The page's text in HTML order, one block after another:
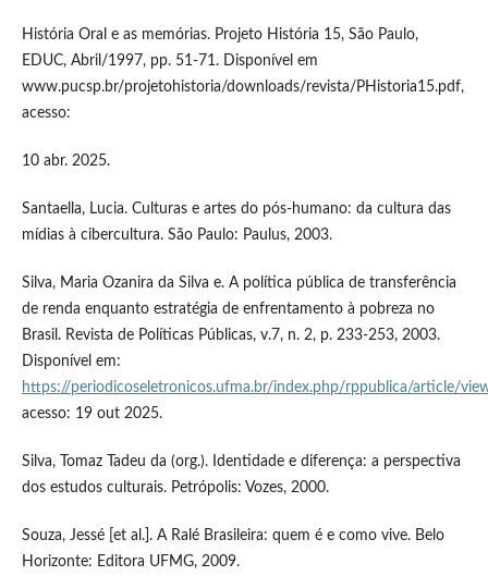
História Oral e as memórias. Projeto História 15, São Paulo,
EDUC, Abril/1997, pp. 51-71. Disponível em
www.pucsp.br/projetohistoria/downloads/revista/PHistoria15.pdf,
acesso:
10 abr. 2025.
Santaella, Lucia. Culturas e artes do pós-humano: da cultura das
mídias à cibercultura. São Paulo: Paulus, 2003.
Silva, Maria Ozanira da Silva e. A política pública de transferência
de renda enquanto estratégia de enfrentamento à pobreza no
Brasil. Revista de Políticas Públicas, v.7, n. 2, p. 233-253, 2003.
Disponível em:
https://periodicoseletronicos.ufma.br/index.php/rppublica/article/
acesso: 19 out 2025.
Silva, Tomaz Tadeu da (org.). Identidade e diferença: a perspectiva
dos estudos culturais. Petrópolis: Vozes, 2000.
Souza, Jessé [et al.]. A Ralé Brasileira: quem é e como vive. Belo
Horizonte: Editora UFMG, 2009.